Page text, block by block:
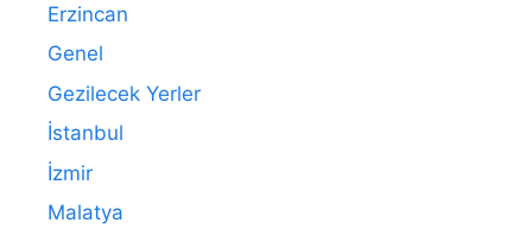
Erzincan
Genel
Gezilecek Yerler
İstanbul
İzmir
Malatya